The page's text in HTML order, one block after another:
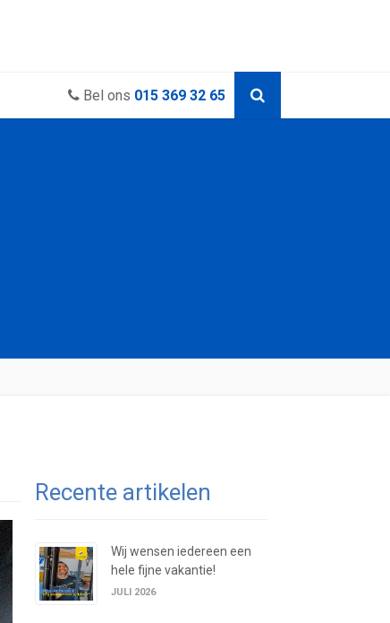
Bel ons 015 369 32 65
Recente artikelen
Wij wensen iedereen een
hele fijne vakantie!
JULI 2026